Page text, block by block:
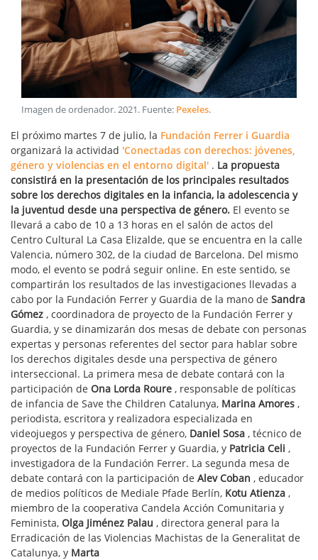
Imagen de ordenador.2021. Fuente: Pexeles.
El próximo martes 7 de julio, la Fundación Ferrer i Guardia
organizará la actividad 'Conectadas con derechos: jóvenes,
género y violencias en el entorno digital' . La propuesta
consistirá en la presentación de los principales resultados
sobre los derechos digitales en la infancia, la adolescencia y
la juventud desde una perspectiva de género. El evento se
llevará a cabo de 10 a 13 horas en el salón de actos del
Centro Cultural La Casa Elizalde, que se encuentra en la calle
Valencia, número 302, de la ciudad de Barcelona. Del mismo
modo, el evento se podrá seguir online. En este sentido, se
compartirán los resultados de las investigaciones llevadas a
cabo por la Fundación Ferrer y Guardia de la mano de Sandra
Gómez , coordinadora de proyecto de la Fundación Ferrer y
Guardia, y se dinamizarán dos mesas de debate con personas
expertas y personas referentes del sector para hablar sobre
los derechos digitales desde una perspectiva de género
interseccional. La primera mesa de debate contará con la
participación de Ona Lorda Roure , responsable de políticas
de infancia de Save the Children Catalunya, Marina Amores ,
periodista, escritora y realizadora especializada en
videojuegos y perspectiva de género, Daniel Sosa , técnico de
proyectos de la Fundación Ferrer y Guardia, y Patricia Celi ,
investigadora de la Fundación Ferrer. La segunda mesa de
debate contará con la participación de Alev Coban , educador
de medios políticos de Mediale Pfade Berlín, Kotu Atienza ,
miembro de la cooperativa Candela Acción Comunitaria y
Feminista, Olga Jiménez Palau , directora general para la
Erradicación de las Violencias Machistas de la Generalitat de
Catalunya, y Marta